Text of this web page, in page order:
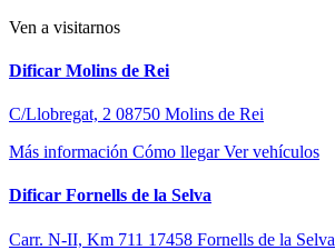
Ven a visitarnos
Dificar Molins de Rei
C/Llobregat, 2 08750 Molins de Rei
Más información Cómo llegarVer vehículos
Dificar Fornells de la Selva
Carr. N-II, Km 711 17458 Fornells de la Selva